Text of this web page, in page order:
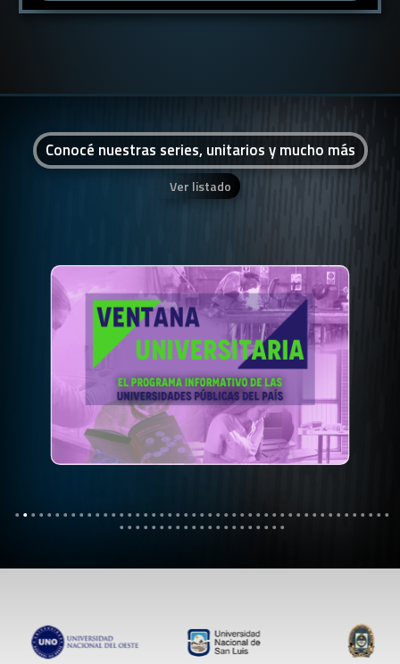
Conocé nuestras series, unitarios y mucho más
Ver listado